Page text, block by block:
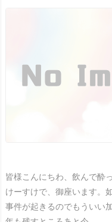
皆様こんにちわ、飲んで酔
けーすけで、御座います。
事件が起きるのでもういい